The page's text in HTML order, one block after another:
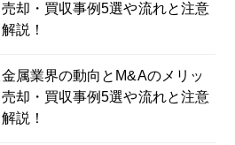
売却・買収事例5選や流れと注意
説！
属業界の動向とM&Aのメリッ
売却・買収事例5選や流れと注意
説！